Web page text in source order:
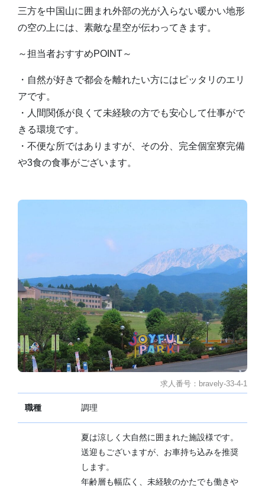
三方を中国山に囲まれ外部の光が入らない暖かい地形
の空の上には、素敵な星空が伝わってきます。
～担当者おすすめPOINT～
・自然が好きで都会を離れたい方にはピッタリのエリ
アです。
・人間関係が良くて未経験の方でも安心して仕事がで
きる環境です。
・不便な所ではありますが、その分、完全個室寮完備
や3食の食事がございます。
求人番号：bravely-33-4-1
職種 調理
夏は涼しく大自然に囲まれた施設様です。
送迎もございますが、お車持ち込みを推奨
します。
年齢層も幅広く、未経験のかたでも働きや